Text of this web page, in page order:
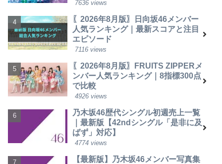
7636 views
〖2026年8月版〗日向坂46メンバー
人気ランキング｜最新スコアと注目
エピソード
7116 views
〖2026年8月版〗FRUITS ZIPPERメ
ンバー人気ランキング｜8指標300点
で比較
4926 views
乃木坂46歴代シングル初週売上一覧
｜最新版【42ndシングル「是非に及
ばず」対応】
4774 views
【最新版】乃木坂46メンバー写真集